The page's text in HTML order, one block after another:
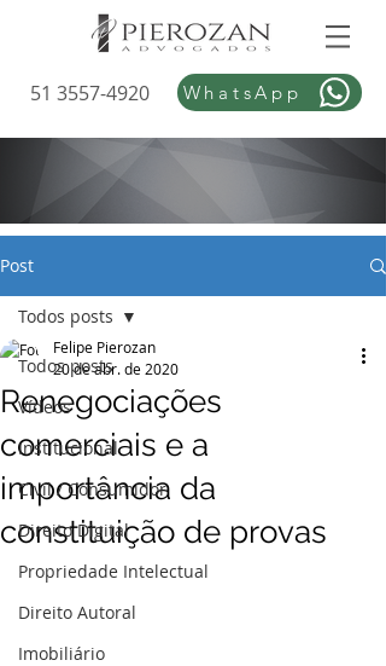
51 3557-4920 WhatsApp
Post
Todos posts
Vídeos
Institucional
Civil / Consumidor
Direito Digital
Propriedade Intelectual
Direito Autoral
Imobiliário
Todos posts
Renegociações
comerciais e a
importância da
constituição de provas
Felipe Pierozan
20 de abr. de 2020